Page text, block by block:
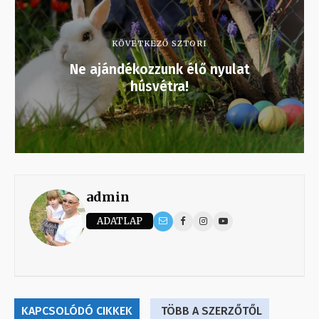
KÖVETKEZŐ SZTORI
Ne ajándékozzunk élő nyulat
húsvétra!
admin
ADATLAP
KAPCSOLÓDÓ CIKKEK TÖBB A SZERZŐTŐL